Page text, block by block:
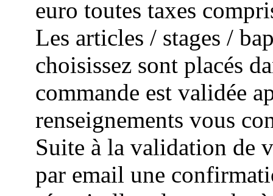
euro toutes taxes
Les articles / stages /
choisissez sont placés
commande est validée
renseignements vous
Suite à la validation de
par email une